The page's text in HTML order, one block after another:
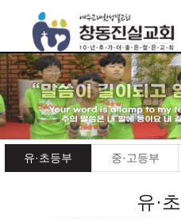
유·초등부 중·고등부
유·